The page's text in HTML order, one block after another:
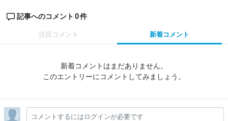
記事へのコメント 0件
注目コメント 新着コメント
新着コメントはまだありません。
このエントリーにコメントしてみましょう。
コメントするにはログインが必要です